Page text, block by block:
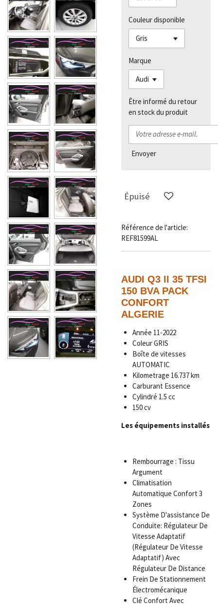
Couleur disponible
Marque
Être informé du retour
en stock du produit
Envoyer
Épuisé
Référence de l'article:
REF81599AL
AUDI Q3 II 35 TFSI
150 BVA PACK
CONFORT
ALGERIE
Année 11-2022
Coleur GRIS
Boîte de vitesses
AUTOMATIC
Kilometrage 16.737 km
Carburant Essence
Cylindré 1.5 cc
150 cv
Les équipements installés
Rembourrage : Tissu
Argument
Climatisation
Automatique Confort 3
Zones
Système D'assistance De
Conduite: Régulateur De
Vitesse Adaptatif
(Régulateur De Vitesse
Adaptatif) Avec
Régulateur De Distance
Frein De Stationnement
Électromécanique
Clé Confort Avec